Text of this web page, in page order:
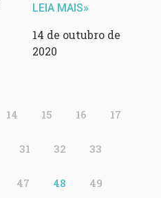
LEIA MAIS»
14 de outubro de
2020
14 15 16 17
31 32 33
47 48 49